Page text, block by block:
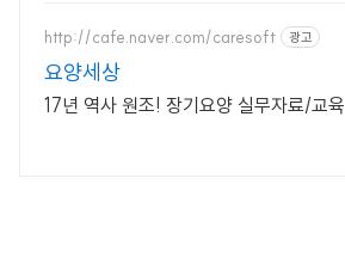
http://cafe.naver.com/caresoft 광고
요양세상
17년 역사 원조! 장기요양 실무자료/교육